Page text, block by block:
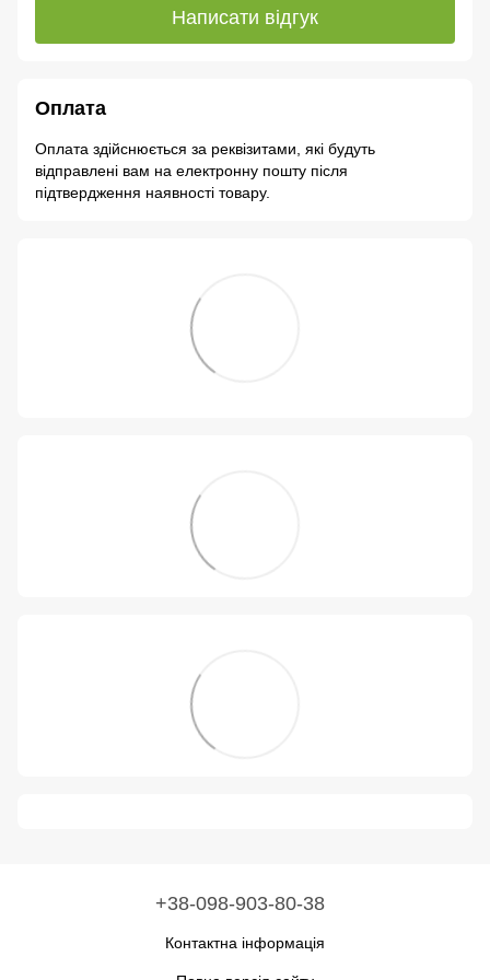
Написати відгук
Оплата
Оплата здійснюється за реквізитами, які будуть
відправлені вам на електронну пошту після
підтвердження наявності товару.
+38-098-903-80-38
Контактна інформація